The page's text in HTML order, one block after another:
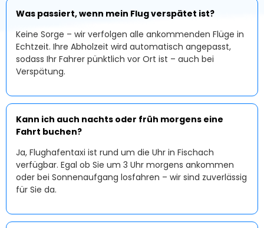
Was passiert, wenn mein Flug verspätet ist?
Keine Sorge – wir verfolgen alle ankommenden Flüge in
Echtzeit. Ihre Abholzeit wird automatisch angepasst,
sodass Ihr Fahrer pünktlich vor Ort ist – auch bei
Verspätung.
Kann ich auch nachts oder früh morgens eine
Fahrt buchen?
Ja, Flughafentaxi ist rund um die Uhr in Fischach
verfügbar. Egal ob Sie um 3 Uhr morgens ankommen
oder bei Sonnenaufgang losfahren – wir sind zuverlässig
für Sie da.